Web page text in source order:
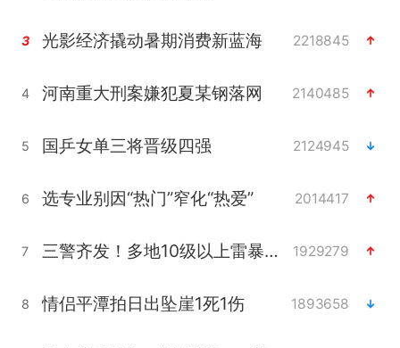
3 光影经济撬动暑期消费新蓝海 2218845
4 河南重大刑案嫌犯夏某钢落网 2140485
5 国乒女单三将晋级四强 2124945
6 选专业别因“热门”窄化“热爱” 2014417
7 三警齐发！多地10级以上雷暴大风 1929279
8 情侣平潭拍日出坠崖1死1伤 1893658